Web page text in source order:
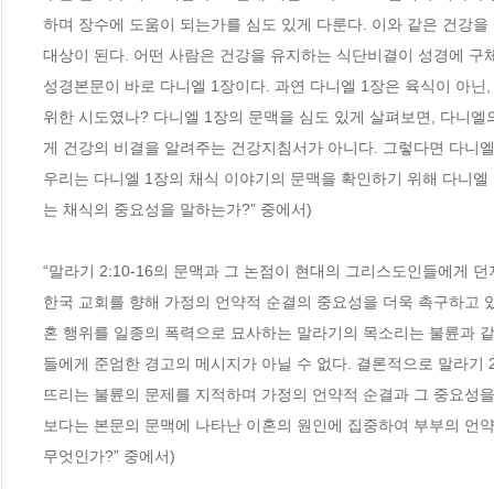
하며 장수에 도움이 되는가를 심도 있게 다룬다. 이와 같은 건강
대상이 된다. 어떤 사람은 건강을 유지하는 식단비결이 성경에
성경본문이 바로 다니엘 1장이다. 과연 다니엘 1장은 육식이 아
위한 시도였나? 다니엘 1장의 문맥을 심도 있게 살펴보면, 다니
게 건강의 비결을 알려주는 건강지침서가 아니다. 그렇다면 다니
우리는 다니엘 1장의 채식 이야기의 문맥을 확인하기 위해 다니
는 채식의 중요성을 말하는가?” 중에서)
“말라기 2:10-16의 문맥과 그 논점이 현대의 그리스도인들에게
한국 교회를 향해 가정의 언약적 순결의 중요성을 더욱 촉구하고
혼 행위를 일종의 폭력으로 묘사하는 말라기의 목소리는 불륜과
들에게 준엄한 경고의 메시지가 아닐 수 없다. 결론적으로 말라
뜨리는 불륜의 문제를 지적하며 가정의 언약적 순결과 그 중요
보다는 본문의 문맥에 나타난 이혼의 원인에 집중하여 부부의 언
무엇인가?” 중에서)